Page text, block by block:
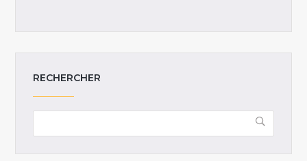
RECHERCHER